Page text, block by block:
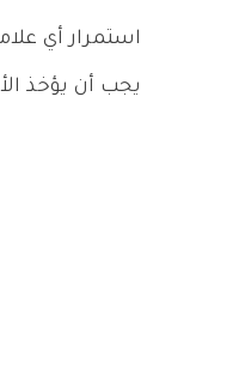
استمرار أي
يجب أن يؤخذ